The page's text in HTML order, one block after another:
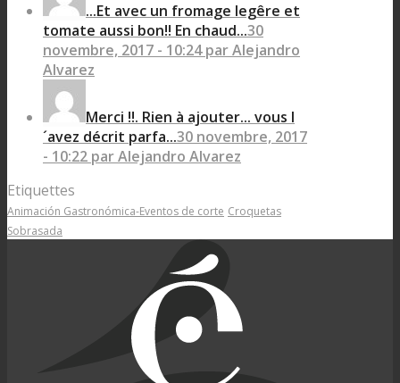
...Et avec un fromage legêre et
tomate aussi bon!! En chaud...30
novembre, 2017 - 10:24 par Alejandro
Alvarez
Merci !!. Rien à ajouter... vous l
´avez décrit parfa...30 novembre, 2017
- 10:22 par Alejandro Alvarez
Etiquettes
Animación Gastronómica-Eventos de corte Croquetas
Sobrasada